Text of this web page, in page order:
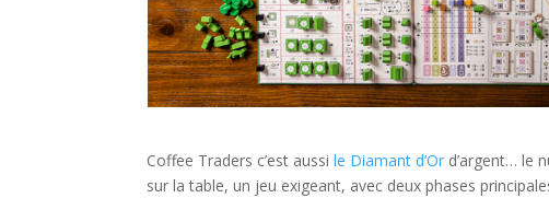
Coffee Traders c’est aussile Diamant d’Or d’argent… le
sur la table, un jeu exigeant, avec deux phases